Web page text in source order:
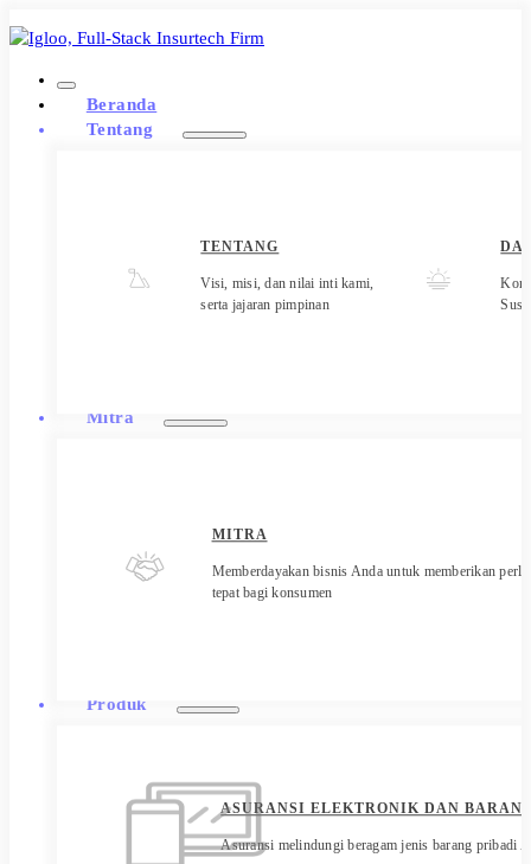
Beranda
Tentang
TENTANG
Visi, misi, dan nilai inti kami,
serta jajaran pimpinan
Mitra
MITRA
Memberdayakan bisnis Anda untuk memberikan
tepat bagi konsumen
Produk
ASURANSI ELEKTRONIK DAN
Asuransi melindungi beragam jenis barang pribadi